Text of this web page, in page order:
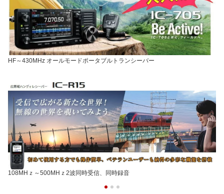
HF～430MHz オールモードポータブルトランシーバー
108MHｚ～500MHｚ2波同時受信、同時録音